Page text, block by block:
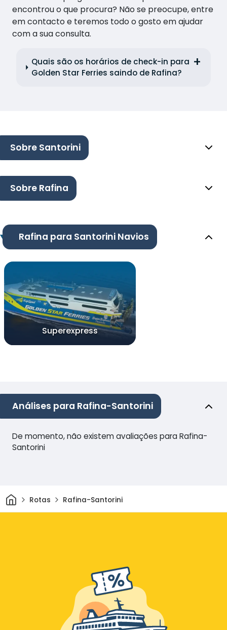
encontrou o que procura? Não se preocupe, entre
em contacto e teremos todo o gosto em ajudar
com a sua consulta.
Quais são os horários de check-in para
Golden Star Ferries saindo de Rafina?
Sobre Santorini
Sobre Rafina
Rafina para Santorini Navios
Superexpress
Análises para Rafina-Santorini
De momento, não existem avaliações para Rafina-
Santorini
CasaRotas Rafina-Santorini